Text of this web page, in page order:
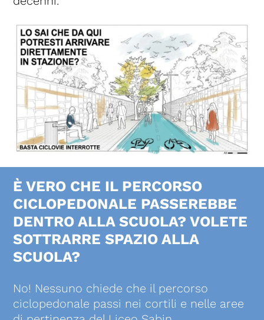
È VERO CHE IL PERCORSO
CICLOPEDONALE PASSEREBBE
DENTRO ALLA SCUOLA? VOLETE
SOTTRARRE SPAZIO ALLA
SCUOLA?
No! Nessuno chiede che il percorso
ciclopedonale passi nei cortili e nelle aree